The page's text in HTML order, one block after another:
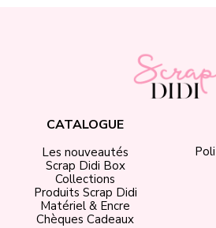
CATALOGUE
Les nouveautés
Scrap Didi Box
Collections
Produits Scrap Didi
Matériel & Encre
Chèques Cadeaux